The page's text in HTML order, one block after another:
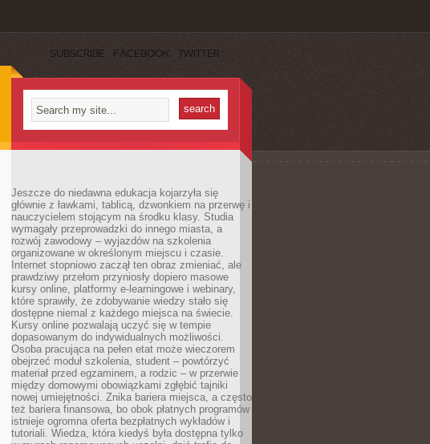
SUBSCRIBE FACEBOOK TWITTER
Jeszcze do niedawna edukacja kojarzyła się
głównie z ławkami, tablicą, dzwonkiem na przerwę i
nauczycielem stojącym na środku klasy. Studia
wymagały przeprowadzki do innego miasta, a
rozwój zawodowy – wyjazdów na szkolenia
organizowane w określonym miejscu i czasie.
Internet stopniowo zaczął ten obraz zmieniać, ale
prawdziwy przełom przyniosły dopiero masowe
kursy online, platformy e-learningowe i webinary,
które sprawiły, że zdobywanie wiedzy stało się
dostępne niemal z każdego miejsca na świecie.
Kursy online pozwalają uczyć się w tempie
dopasowanym do indywidualnych możliwości.
Osoba pracująca na pełen etat może wieczorem
obejrzeć moduł szkolenia, student – powtórzyć
materiał przed egzaminem, a rodzic – w przerwie
między domowymi obowiązkami zgłębić tajniki
nowej umiejętności. Znika bariera miejsca, a często
też bariera finansowa, bo obok płatnych programów
istnieje ogromna oferta bezpłatnych wykładów i
tutoriali. Wiedza, która kiedyś była dostępna tylko